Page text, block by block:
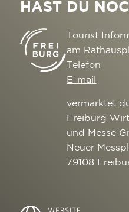
HAST DU
Tourist
am
Telefon
E-mail
vermarktet
Freiburg
und Messe
Neuer
79108